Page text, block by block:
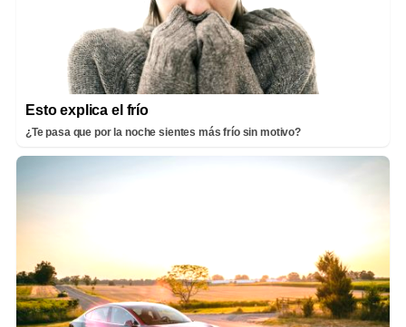
Esto explica el frío
¿Te pasa que por la noche sientes más frío sin motivo?